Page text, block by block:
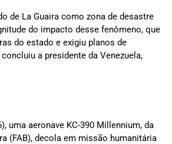
de La Guaira como zona de desastre
do impacto desse fenômeno, que
do estado e exigiu planos de
a presidente da Venezuela,
uma aeronave KC-390 Millennium, da
(FAB), decola em missão humanitária